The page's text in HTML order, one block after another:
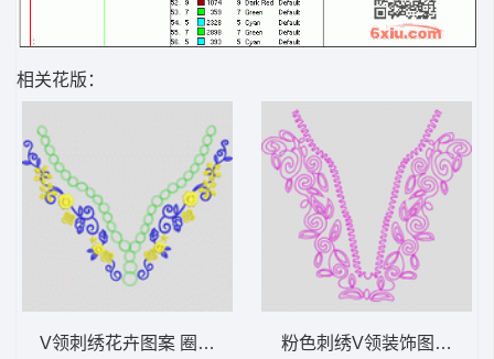
相关花版：
V领刺绣花卉图案 圈圈领 粉色刺绣V领装饰图案 简